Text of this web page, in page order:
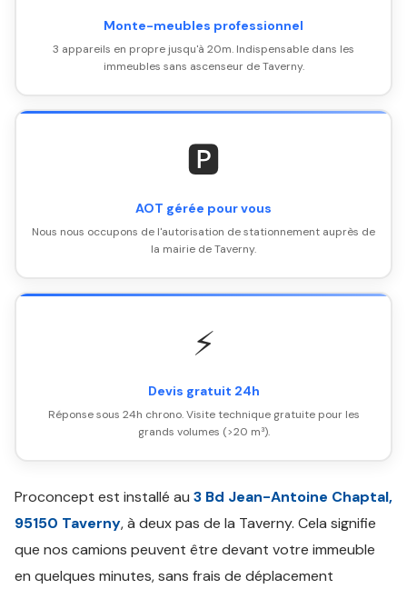
Monte-meubles professionnel
3 appareils en propre jusqu'à 20m. Indispensable dans les
immeubles sans ascenseur de Taverny.
🅿️
AOT gérée pour vous
Nous nous occupons de l'autorisation de stationnement auprès de
la mairie de Taverny.
⚡
Devis gratuit 24h
Réponse sous 24h chrono. Visite technique gratuite pour les
grands volumes (>20 m³).
Proconcept est installé au 3 Bd Jean-Antoine Chaptal,
95150 Taverny, à deux pas de la Taverny. Cela signifie
que nos camions peuvent être devant votre immeuble
en quelques minutes, sans frais de déplacement